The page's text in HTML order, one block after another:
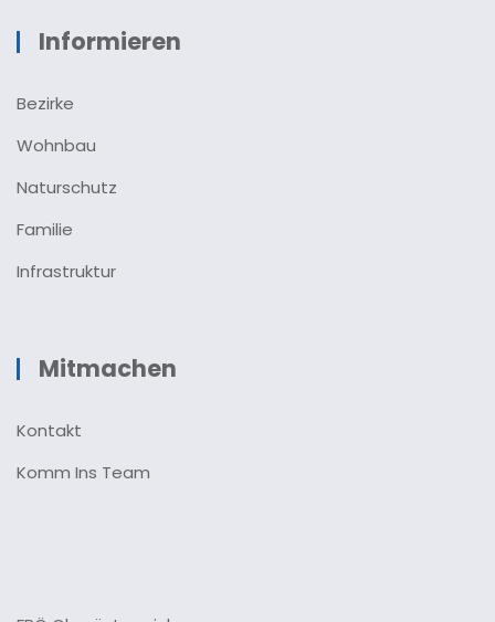
Informieren
Bezirke
Wohnbau
Naturschutz
Familie
Infrastruktur
Mitmachen
Kontakt
Komm Ins Team